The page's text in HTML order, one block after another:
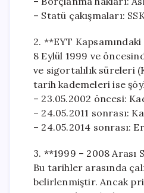
– Statü çakışmaları:
2. **EYT
8 Eylül 1999 ve
ve sigortalılık süreleri
tarih kademeleri ise
– 23.05.2002 öncesi:
– 24.05.2011 sonrası:
– 24.05.2014 sonrası:
3. **1999 – 2008 Arası
Bu tarihler arasında
belirlenmiştir. Ancak